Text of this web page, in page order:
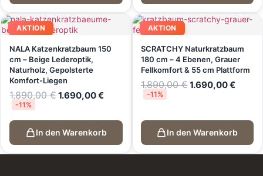
AKTION
NALA Katzenkratzbaum 150
cm – Beige Lederoptik,
Naturholz, Gepolsterte
Komfort-Liegen
1.890,00€1.690,00€
-11%
In den Warenkorb
AKTION
SCRATCHY Naturkratzbaum
180 cm – 4 Ebenen, Grauer
Fellkomfort & 55 cm Plattform
1.890,00€1.690,00€
-11%
In den Warenkorb